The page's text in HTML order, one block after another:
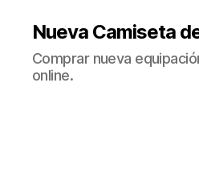
Nueva Camiseta
Comprar nueva
online.